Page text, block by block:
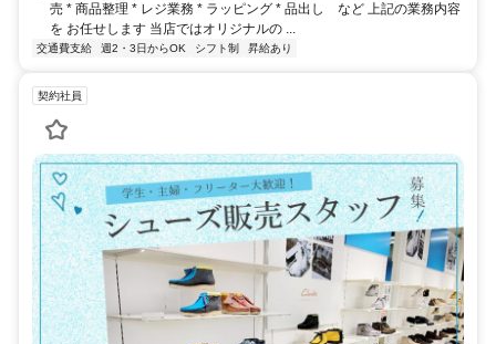
売 * 商品整理 * レジ業務 * ラッピング * 品出し など 上記の業務内容
を お任せします 当店ではオリジナルの ...
交通費支給 週2・3日からOK シフト制 昇給あり
契約社員